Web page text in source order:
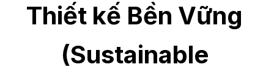
Thiết kế Bền Vững
(Sustainable